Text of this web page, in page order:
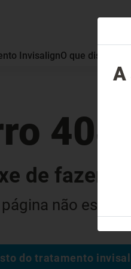
InvisalignO que distingue
404
de fazer
não está
do tratamento
A